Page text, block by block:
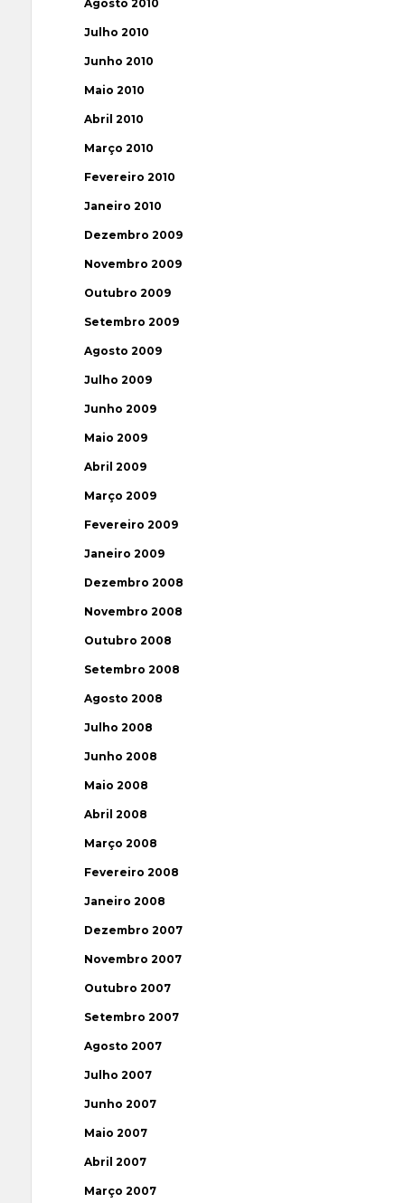
Agosto 2010
Julho 2010
Junho 2010
Maio 2010
Abril 2010
Março 2010
Fevereiro 2010
Janeiro 2010
Dezembro 2009
Novembro 2009
Outubro 2009
Setembro 2009
Agosto 2009
Julho 2009
Junho 2009
Maio 2009
Abril 2009
Março 2009
Fevereiro 2009
Janeiro 2009
Dezembro 2008
Novembro 2008
Outubro 2008
Setembro 2008
Agosto 2008
Julho 2008
Junho 2008
Maio 2008
Abril 2008
Março 2008
Fevereiro 2008
Janeiro 2008
Dezembro 2007
Novembro 2007
Outubro 2007
Setembro 2007
Agosto 2007
Julho 2007
Junho 2007
Maio 2007
Abril 2007
Março 2007